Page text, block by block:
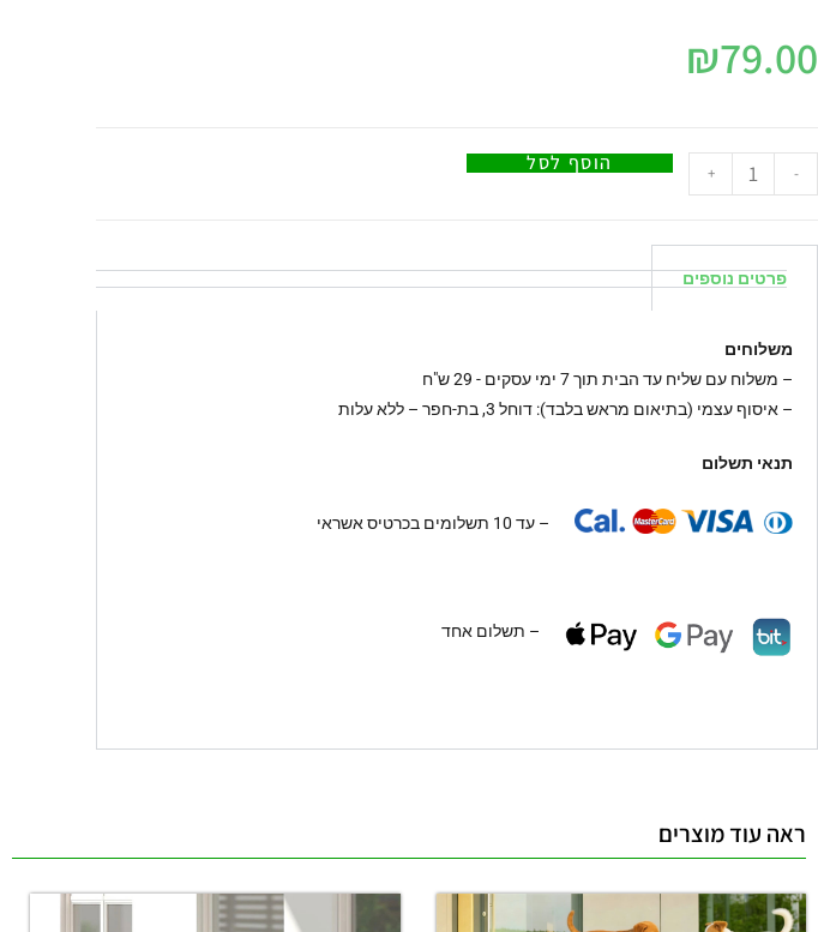
₪79.00
-
+ הוסף לסל
פרטים נוספים
משלוחים
– משלוח עם שליח עד הבית תוך 7 ימי עסקים - 29 ש"ח
– איסוף עצמי (בתיאום מראש בלבד): דוחל 3, בת-חפר – ללא עלות
תנאי תשלום
– עד 10 תשלומים בכרטיס אשראי
– תשלום אחד
ראה עוד מוצרים